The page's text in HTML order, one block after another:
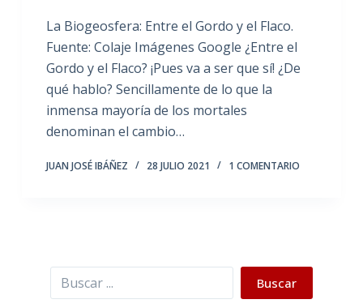
La Biogeosfera: Entre el Gordo y el Flaco.
Fuente: Colaje Imágenes Google ¿Entre el
Gordo y el Flaco? ¡Pues va a ser que sí! ¿De
qué hablo? Sencillamente de lo que la
inmensa mayoría de los mortales
denominan el cambio…
JUAN JOSÉ IBÁÑEZ 28 JULIO 2021 1 COMENTARIO
Buscar Buscar